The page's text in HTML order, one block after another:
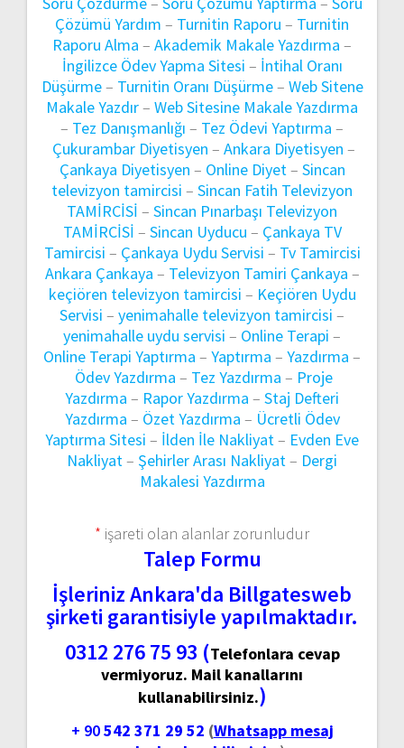
Çözümü Yardım – Turnitin Raporu – Turnitin
Raporu Alma – Akademik Makale Yazdırma –
İngilizce Ödev Yapma Sitesi – İntihal Oranı
Düşürme– Turnitin Oranı Düşürme– Web Sitene
Makale Yazdır– Web Sitesine Makale Yazdırma
– Tez Danışmanlığı – Tez Ödevi Yaptırma –
Çukurambar Diyetisyen – Ankara Diyetisyen –
Çankaya Diyetisyen – Online Diyet– Sincan
televizyon tamircisi – Sincan Fatih Televizyon
TAMİRCİSİ – Sincan Pınarbaşı Televizyon
TAMİRCİSİ – Sincan Uyducu – Çankaya TV
Tamircisi – Çankaya Uydu Servisi – Tv Tamircisi
Ankara Çankaya – Televizyon Tamiri Çankaya –
keçiören televizyon tamircisi – Keçiören Uydu
Servisi – yenimahalle televizyon tamircisi –
yenimahalle uydu servisi – Online Terapi –
Online Terapi Yaptırma – Yaptırma – Yazdırma –
Ödev Yazdırma – Tez Yazdırma – Proje
Yazdırma – Rapor Yazdırma – Staj Defteri
Yazdırma – Özet Yazdırma – Ücretli Ödev
Yaptırma Sitesi – İlden İle Nakliyat– Evden Eve
Nakliyat– Şehirler Arası Nakliyat– Dergi
Makalesi Yazdırma
* işareti olan alanlar zorunludur
Talep Formu
İşleriniz Ankara'da Billgatesweb
şirketi garantisiyle yapılmaktadır.
0312 276 75 93 (Telefonlara cevap
vermiyoruz. Mail kanallarını
kullanabilirsiniz.)
+ 90542 371 29 52 (Whatsapp mesaj